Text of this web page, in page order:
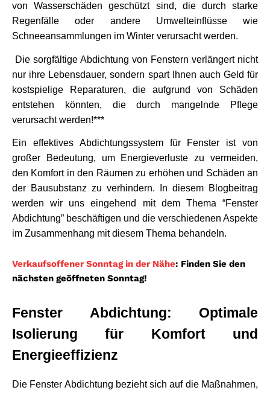
von Wasserschäden geschützt sind, die durch starke
Regenfälle oder andere Umwelteinflüsse wie
Schneeansammlungen im Winter verursacht werden.
nur ihre Lebensdauer, sondern spart Ihnen auch Geld für
kostspielige Reparaturen, die aufgrund von Schäden
entstehen könnten, die durch mangelnde Pflege
verursacht werden!***
Ein effektives Abdichtungssystem für Fenster ist von
großer Bedeutung, um Energieverluste zu vermeiden,
den Komfort in den Räumen zu erhöhen und Schäden an
der Bausubstanz zu verhindern. In diesem Blogbeitrag
werden wir uns eingehend mit dem Thema “Fenster
Abdichtung” beschäftigen und die verschiedenen Aspekte
im Zusammenhang mit diesem Thema behandeln.
Verkaufsoffener Sonntag in der Nähe: Finden Sie den
nächsten geöffneten Sonntag!
Fenster Abdichtung: Optimale
Isolierung für Komfort und
Energieeffizienz
Die Fenster Abdichtung bezieht sich auf die Maßnahmen,